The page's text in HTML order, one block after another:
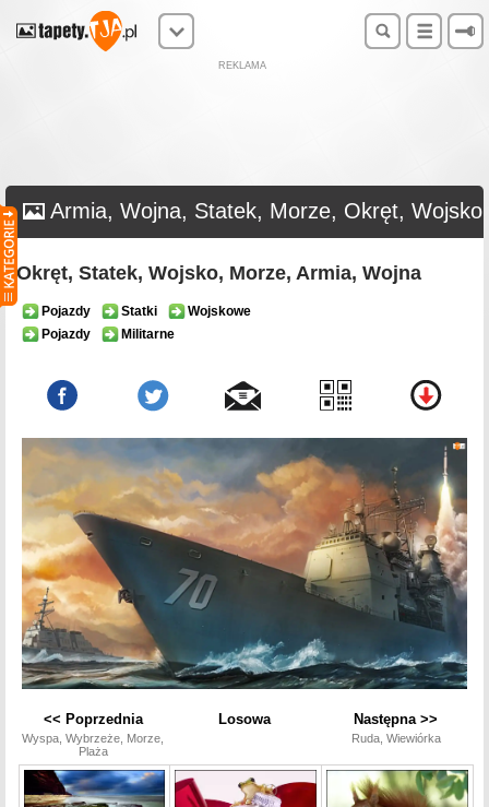
REKLAMA
Armia, Wojna, Statek, Morze, Okręt, Wojsko
Okręt, Statek, Wojsko, Morze, Armia, Wojna
Pojazdy Statki
Wojskowe
Pojazdy
Militarne
<< Poprzednia
Wyspa, Wybrzeże, Morze,
Plaża
Losowa Następna >>
Ruda, Wiewiórka